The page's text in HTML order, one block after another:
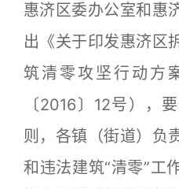
惠济区委办公室和惠
出《关于印发惠济区
筑清零攻坚行动方
〔2016〕12号），
则，各镇（街道）负
和违法建筑“清零”工